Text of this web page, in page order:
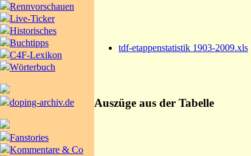
Rennvorschauen
Live-Ticker
Historisches
Buchtipps
C4F-Lexikon
Wörterbuch
doping-archiv.de
Fanstories
Kommentare & Co
tdf-etappenstatistik 1903-2009.xls
Auszüge aus der Tabelle